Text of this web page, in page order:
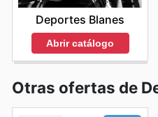
Deportes Blanes
Abrir catálogo
Otras ofertas de